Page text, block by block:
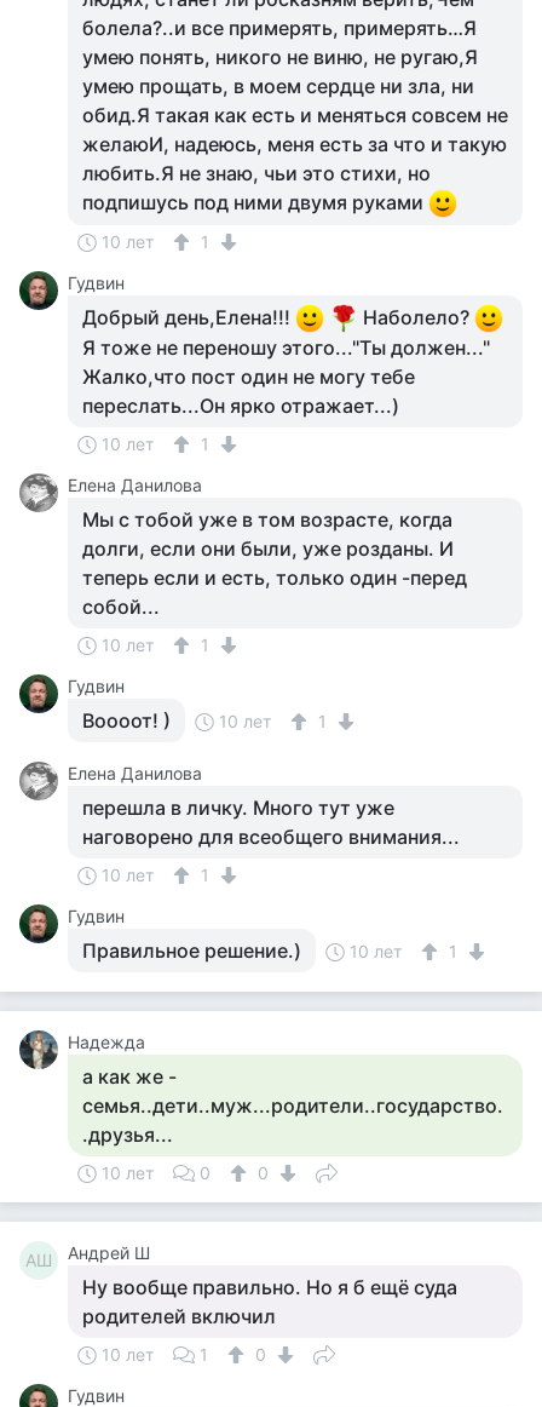
болела?..и все примерять, примерять…Я
умею понять, никого не виню, не ругаю,Я
умею прощать, в моем сердце ни зла, ни
обид.Я такая как есть и меняться совсем не
желаюИ, надеюсь, меня есть за что и такую
любить.Я не знаю, чьи это стихи, но
подпишусь под ними двумя руками
10 лет
1
Гудвин
Добрый день,Елена!!!
Наболело?
Я тоже не переношу этого..."Ты должен..."
Жалко,что пост один не могу тебе
переслать...Он ярко отражает...)
10 лет
1
Елена Данилова
Мы с тобой уже в том возрасте, когда
долги, если они были, уже розданы. И
теперь если и есть, только один -перед
собой...
10 лет
1
Гудвин
Воооот! ) 10 лет 1
Елена Данилова
перешла в личку. Много тут уже
наговорено для всеобщего внимания...
10 лет
1
Гудвин
Правильное решение.) 10 лет 1
Надежда
а как же -
семья..дети..муж...родители..государство.
.друзья...
10 лет 0 0
АШ Андрей Ш
Ну вообще правильно. Но я б ещё суда
родителей включил
10 лет 1
0
Гудвин